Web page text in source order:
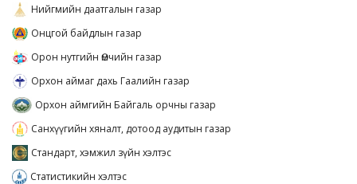
Нийгмийн даатгалын газар
Онцгой байдлын газар
Орон нутгийн Өмчийн газар
Орхон аймаг дахь Гаалийн газар
Орхон аймгийн Байгаль орчны газар
Санхүүгийн хяналт, дотоод аудитын газар
Стандарт, хэмжил зүйн хэлтэс
Статистикийн хэлтэс